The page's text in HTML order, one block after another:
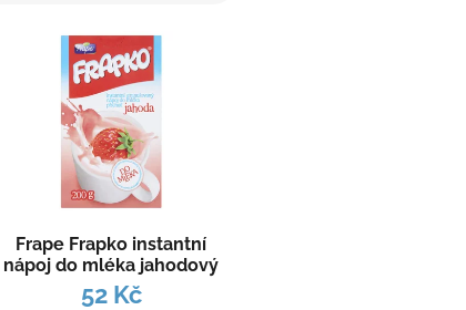
Frape Frapko instantní
nápoj do mléka jahodový
200 g
52 Kč